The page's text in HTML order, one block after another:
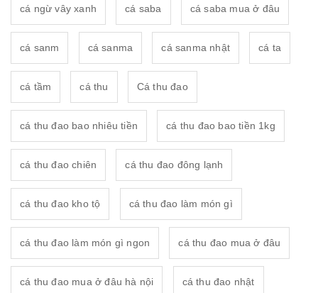
cá ngừ vây xanh cá saba cá saba mua ở đâu
cá sanm cá sanma cá sanma nhật cá ta
cá tầm cá thu Cá thu đao
cá thu đao bao nhiêu tiền cá thu đao bao tiền 1kg
cá thu đao chiên cá thu đao đông lạnh
cá thu đao kho tộ cá thu đao làm món gì
cá thu đao làm món gì ngon cá thu đao mua ở đâu
cá thu đao mua ở đâu hà nội cá thu đao nhật